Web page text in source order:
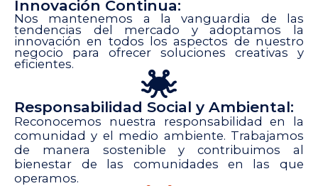
Innovación Continua:
Nos mantenemos a la vanguardia de las
tendencias del mercado y adoptamos la
innovación en todos los aspectos de nuestro
negocio para ofrecer soluciones creativas y
eficientes.
Responsabilidad Social y Ambiental:
Reconocemos nuestra responsabilidad en la
comunidad y el medio ambiente. Trabajamos
de manera sostenible y contribuimos al
bienestar de las comunidades en las que
operamos.